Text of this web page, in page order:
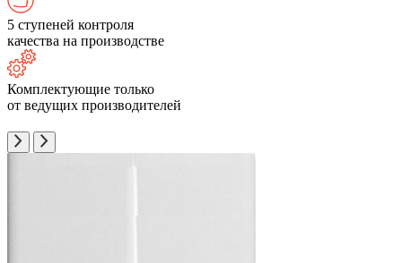
5 ступеней контроля
качества на производстве
Комплектующие только
от ведущих производителей